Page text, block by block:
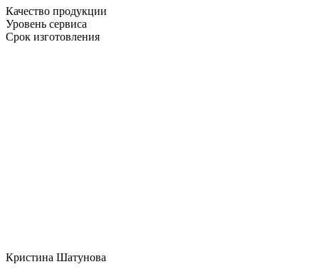
Качество продукции
Уровень сервиса
Срок изготовления
Кристина Шатунова